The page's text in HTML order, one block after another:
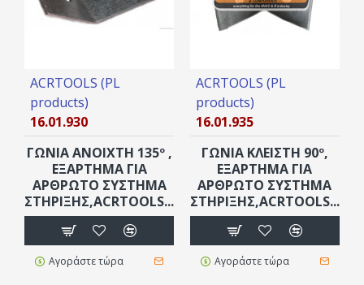
ACRTOOLS (PL
products)
16.01.930
ΓΩΝΙΑ ΑΝΟΙΧΤΗ 135º ,
ΕΞΆΡΤΗΜΑ ΓΙΆ
ΑΡΘΡΩΤΌ ΣΎΣΤΗΜΑ
ΣΤΉΡΙΞΗΣ,ACRTOOLS...
Αγοράστε τώρα
ACRTOOLS (PL
products)
16.01.935
ΓΩΝΙΑ ΚΛΕΙΣΤΗ 90º,
ΕΞΆΡΤΗΜΑ ΓΙΆ
ΑΡΘΡΩΤΌ ΣΎΣΤΗΜΑ
ΣΤΉΡΙΞΗΣ,ACRTOOLS...
Αγοράστε τώρα